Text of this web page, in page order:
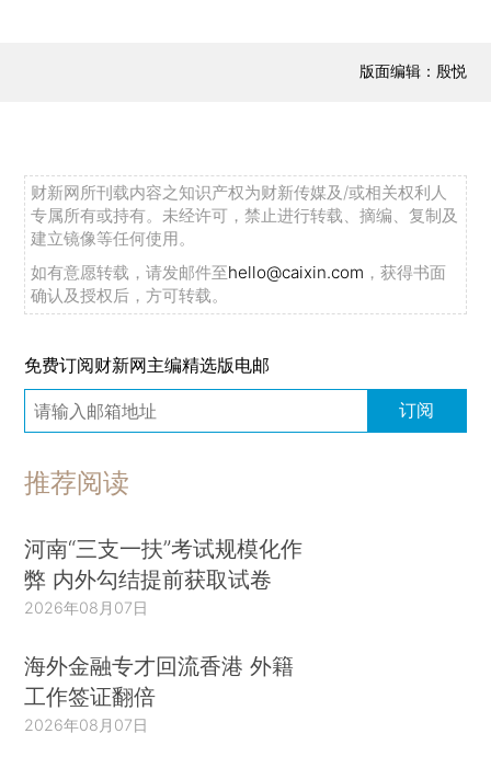
版面编辑：殷悦
财新网所刊载内容之知识产权为财新传媒及/或相关权利人
专属所有或持有。未经许可，禁止进行转载、摘编、复制及
建立镜像等任何使用。
如有意愿转载，请发邮件至hello@caixin.com ，获得书面
确认及授权后，方可转载。
免费订阅财新网主编精选版电邮
订阅
推荐阅读
河南“三支一扶”考试规模化作
弊 内外勾结提前获取试卷
2026年08月07日
海外金融专才回流香港 外籍
工作签证翻倍
2026年08月07日